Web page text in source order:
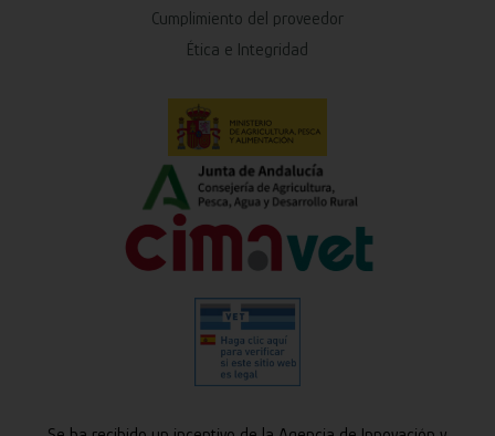
Cumplimiento del proveedor
Ética e Integridad